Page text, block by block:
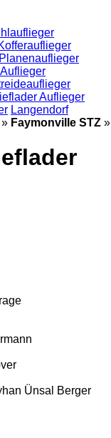
Planenauflieger
Auflieger
Langendorf
» Faymonville STZ »
Ünsal
Berger